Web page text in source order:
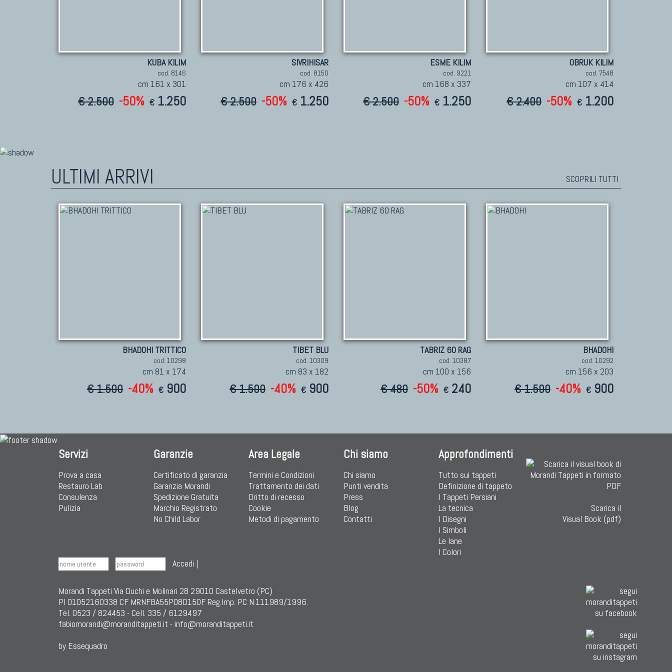
KUBA KILIM
cod. 8146
cm 161 x 301
€ 2.500 -50% € 1.250
SIVRIHISAR
cod. 8150
cm 176 x 426
€ 2.500 -50% € 1.250
ESME KILIM
cod. 9221
cm 168 x 337
€ 2.500 -50% € 1.250
OBRUK KILIM
cod. 7548
cm 107 x 414
€ 2.400 -50% € 1.200
ULTIMI ARRIVI SCOPRILI TUTTI
BHADOHI TRITTICO
cod. 10298
cm 81 x 174
€ 1.500 -40% € 900
TIBET BLU
cod. 10309
cm 83 x 182
€ 1.500 -40% € 900
TABRIZ 60 RAG
cod. 10387
cm 100 x 156
€ 480 -50% € 240
BHADOHI
cod. 10292
cm 156 x 203
€ 1.500 -40% € 900
Servizi
Prova a casa
Restauro Lab
Consulenza
Pulizia
Garanzie
Certificato di garanzia
Garanzia Morandi
Spedizione Gratuita
Marchio Registrato
No Child Labor
Area Legale
Termini e Condizioni
Trattamento dei dati
Dritto di recesso
Cookie
Metodi di pagamento
Chi siamo
Chi siamo
Punti vendita
Press
Blog
Contatti
Approfondimenti
Tutto sui tappeti
Definizione di tappeto
I Tappeti Persiani
La tecnica
I Disegni
I Simboli
Le lane
I Colori
Scarica il
Visual Book (pdf)
Accedi |
Morandi Tappeti Via Duchi e Molinari 28 29010 Castelvetro (PC)
PI 01052160338 CF MRNFBA55P08D150F Reg.Imp. PC N.111989/1996.
Tel. 0523 / 824453 - Cell. 335 / 6129497
fabiomorandi@moranditappeti.it - info@moranditappeti.it
by Essequadro